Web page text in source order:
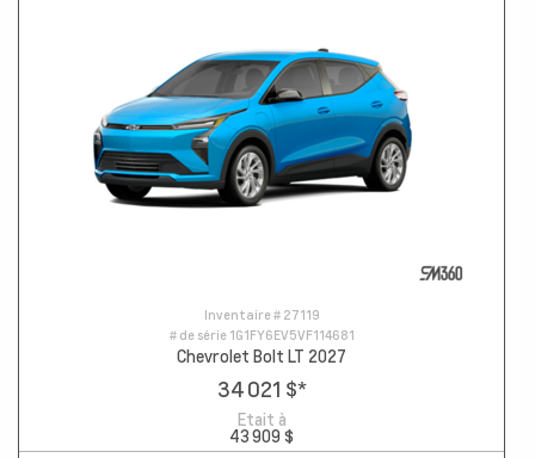
Inventaire # 27119
# de série 1G1FY6EV5VF114681
Chevrolet Bolt LT 2027
34 021 $*
Etait à
43 909 $